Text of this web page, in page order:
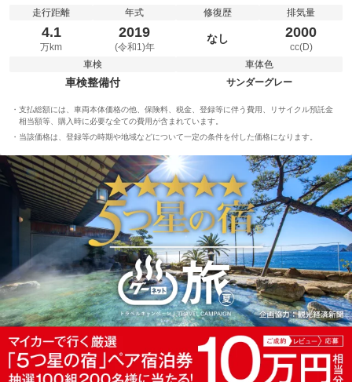
走行距離
4.1
万km
年式
2019
(令和1)年
修復歴
なし
排気量
2000
cc(D)
車検
車検整備付
車体色
サンダーグレー
支払総額には、車両本体価格の他、保険料、税金、登録等に伴う費用、リサイクル預託金
相当額等、購入時に必要な全ての費用が含まれています。
当該価格は、登録等の時期や地域などについて一定の条件を付した価格になります。